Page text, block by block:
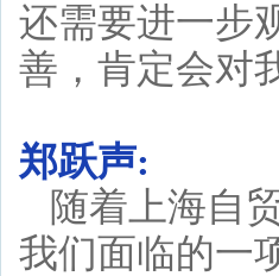
还需要进一步
善，肯定会对
郑跃声:
随着上海自
我们面临的一